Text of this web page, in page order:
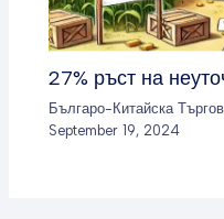
27% ръст на
Българо-Китайска
September 19, 2024